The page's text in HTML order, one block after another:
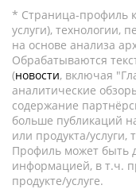
* Страница-профиль
услуги), технологии,
на основе анализа
Обрабатываются
(новости, включая
аналитические
содержание
больше публикаций
или продукта/
Профиль может быть
информацией, в т.ч.
продукте/услуге.